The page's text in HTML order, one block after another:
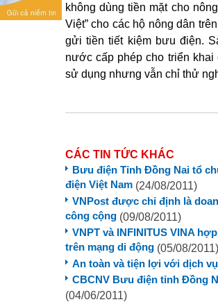
không dùng tiền mặt cho
Việt” cho các hộ nông dân
gửi tiền tiết kiệm bưu điện.
nước cấp phép cho triển
sử dụng nhưng vẫn chỉ thử
CÁC TIN TỨC KHÁC
Bưu điện Tỉnh Đồng Nai tổ
điện Việt Nam (24/08/2011)
VNPost được chỉ định là
công cộng (09/08/2011)
VNPT và INFINITUS VINA
trên mạng di động (05/08/2011)
An toàn và tiện lợi với dịch
CBCNV Bưu điện tỉnh Đồng
(04/06/2011)